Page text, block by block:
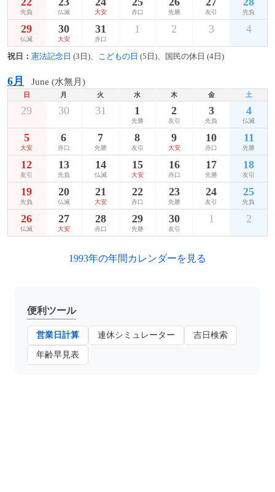
先負 仏滅 大安 赤口 先勝 友引 先負
29
仏滅
30
大安
31
赤口
1 2 3 4
祝日： 憲法記念日 (3日)、 こどもの日 (5日)、国民の休日 (4日)
6月 June (水無月)
日 月 火 水 木 金 土
29 30 31 1
先勝
2
友引
3
先負
4
仏滅
5
大安
6
赤口
7
先勝
8
友引
9
大安
10
赤口
11
先勝
12
友引
13
先負
14
仏滅
15
大安
16
赤口
17
先勝
18
友引
19
先負
20
仏滅
21
大安
22
赤口
23
先勝
24
友引
25
先負
26
仏滅
27
大安
28
赤口
29
先勝
30
友引
1 2
1993年の年間カレンダーを見る
便利ツール
営業日計算 連休シミュレーター 吉日検索
年齢早見表